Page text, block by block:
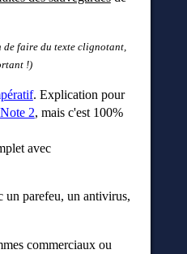
de faire du texte clignotant,
!)
. Explication pour
2, mais c'est 100%
avec
un parefeu, un antivirus,
commerciaux ou